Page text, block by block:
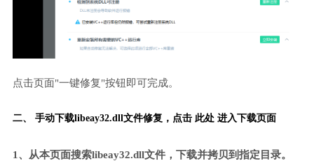
点击页面"一键修复"按钮即可完成。
二、 手动下载libeay32.dll文件修复， 点击 此处 进入下载页面
1、从本页面搜索libeay32.dll文件，下载并拷贝到指定目录。